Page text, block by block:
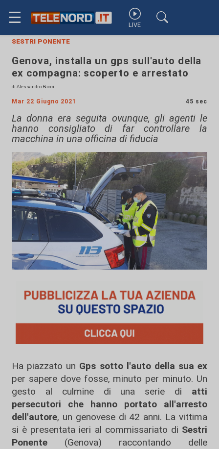
☰ LIVE
sestri ponente
Genova, installa un gps sull'auto della
ex compagna: scoperto e arrestato
di Alessandro Bacci
Mar 22 Giugno 2021 45 sec
La donna era seguita ovunque, gli agenti le
hanno consigliato di far controllare la
macchina in una officina di fiducia
Ha piazzato un Gps sotto l'auto della sua ex
per sapere dove fosse, minuto per minuto. Un
gesto al culmine di una serie di atti
persecutori che hanno portato all'arresto
dell'autore, un genovese di 42 anni. La vittima
si è presentata ieri al commissariato di Sestri
Ponente (Genova) raccontando delle